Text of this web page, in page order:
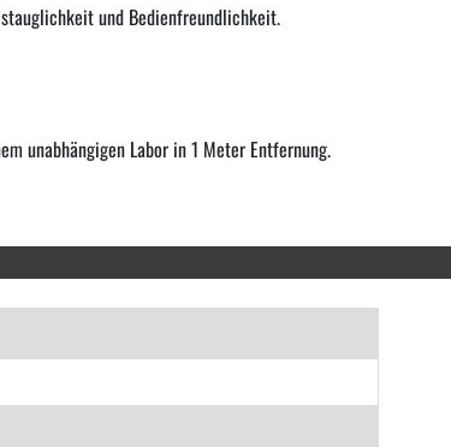
und Bedienfreundlichkeit.
unabhängigen Labor in 1 Meter Entfernung.